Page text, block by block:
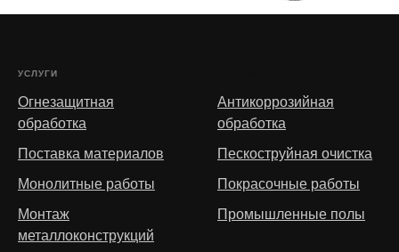
УСЛУГИ
Огнезащитная
обработка
Поставка материалов
Монолитные работы
Монтаж
металлоконструкций
Антикоррозийная
обработка
Пескоструйная очистка
Покрасочные работы
Промышленные полы